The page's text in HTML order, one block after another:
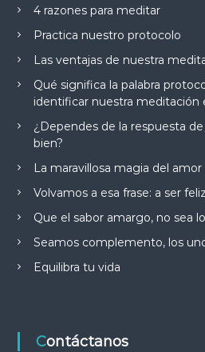
4 razones para meditar
Practica nuestro protocolo
Las ventajas de nuestra
Qué significa la palabra
identificar nuestra meditación
¿Dependes de la respuesta
bien?
La maravillosa magia del amor
Volvamos a esa frase: a ser
Que el sabor amargo, no sea
Seamos complemento, los
Equilibra tu vida
Contáctanos